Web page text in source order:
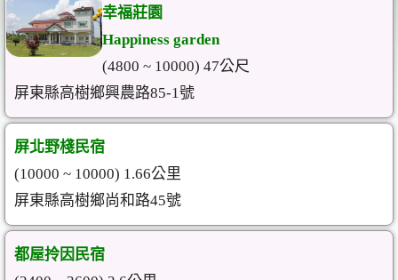
幸福莊園
Happiness garden
(4800 ~ 10000) 47公尺
屏東縣高樹鄉興農路85-1號
屏北野棧民宿
(10000 ~ 10000) 1.66公里
屏東縣高樹鄉尚和路45號
都屋拎因民宿